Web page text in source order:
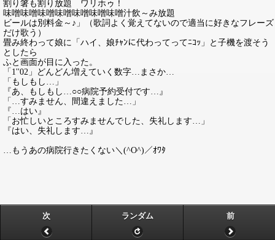
割り箸も割り放題 ワリホゥ！
味噌味噌味噌味噌味噌味噌味噌汁飲～み放題
ビールは別料金～♪」（歌詞よく覚えてないので適当に好きなフレーズ
だけ歌う）
畳み終わって娘に「ハイ、娘ﾁｬﾝに代わってってﾆｺｯ」と子機を渡そう
としたら
ふと画面が目に入った。
「1''02」どんどん増えていく数字…まさか…
「もしもし…」
『あ、もしもし…○○病院予約受付です…』
「…すみません、間違えました…」
『…はい』
「お忙しいところすみませんでした、失礼します…」
『はい、失礼します…』
…もうあの病院行きたくない＼(^O^)／ｵﾜﾀ
次 ランダム 前